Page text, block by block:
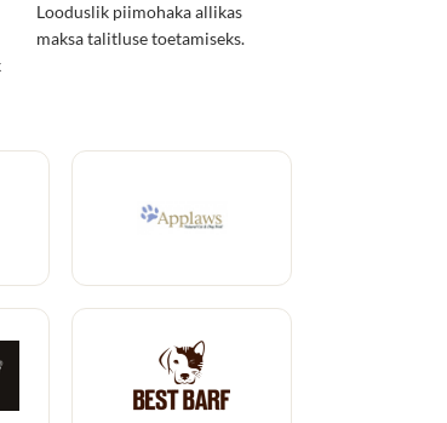
Looduslik piimohaka allikas
maksa talitluse toetamiseks.